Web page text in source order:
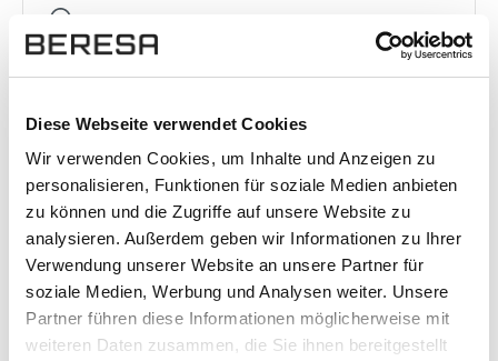
Diese Webseite verwendet Cookies
Wir verwenden Cookies, um Inhalte und Anzeigen zu
personalisieren, Funktionen für soziale Medien anbieten
zu können und die Zugriffe auf unsere Website zu
analysieren. Außerdem geben wir Informationen zu Ihrer
Verwendung unserer Website an unsere Partner für
soziale Medien, Werbung und Analysen weiter. Unsere
Partner führen diese Informationen möglicherweise mit
weiteren Daten zusammen, die Sie ihnen bereitgestellt
Sonstige
Ausstattungslinie
Elektrische Sitzeinstellung
Kindersitzbefestigung (ISOFIX)
Garantie